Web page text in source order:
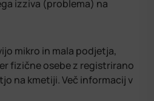
izziva (problema) na
mikro in mala podjetja,
fizične osebe z registrirano
na kmetiji. Več informacij v